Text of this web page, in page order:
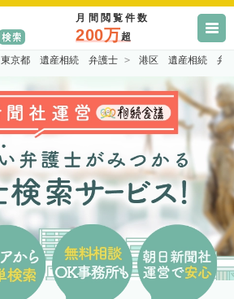
月間閲覧件数
200万超
東京都 遺産相続 弁護士 港区 遺産相続 弁